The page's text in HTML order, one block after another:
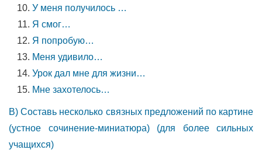
У меня получилось …
Я смог…
Я попробую…
Меня удивило…
Урок дал мне для жизни…
Мне захотелось…
В) Составь несколько связных предложений по картине
(устное сочинение-миниатюра) (для более сильных
учащихся)